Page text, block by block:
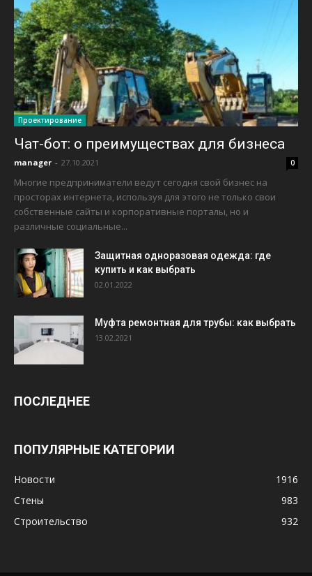
Проектирование
Чат-бот: о преимуществах для бизнеса
manager - 27.10.2021 0
Многие предприниматели ведут сегодня свой бизнес на
просторах интернета, используя для этого не только свои
собственные сайты и корпоративные порталы, но и
различные социальные...
Защитная одноразовая одежда: где
купить и как выбрать
02.01.2022
Муфта ремонтная для трубы: как выбрать
13.02.2021
ПОСЛЕДНЕЕ
ПОПУЛЯРНЫЕ КАТЕГОРИИ
Новости
1916
Стены
983
Строительство
932